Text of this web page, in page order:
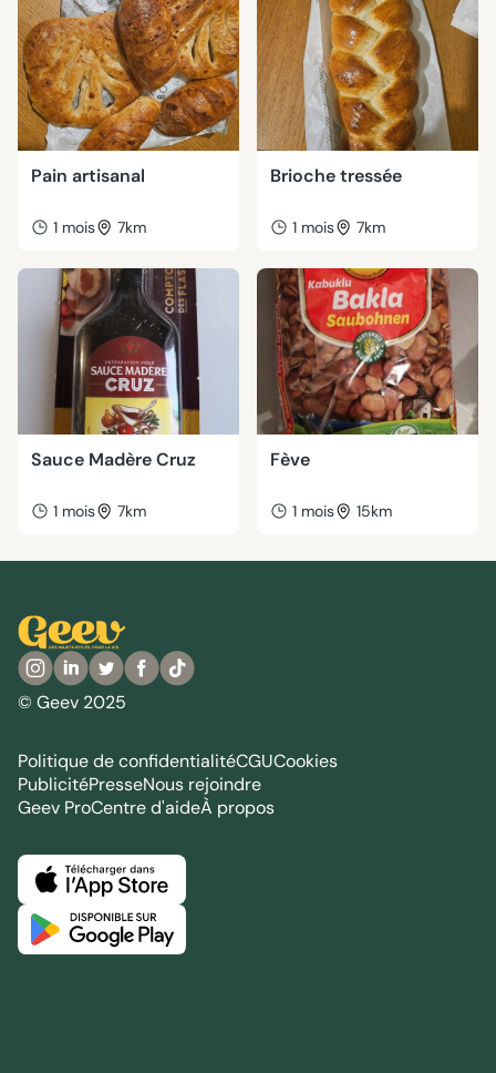
Pain artisanal
1 mois 7km
Brioche tressée
1 mois 7km
Sauce Madère Cruz
1 mois 7km
Fève
1 mois 15km
© Geev 2025
Politique de confidentialitéCGUCookies
PublicitéPresseNous rejoindre
Geev ProCentre d'aideÀ propos